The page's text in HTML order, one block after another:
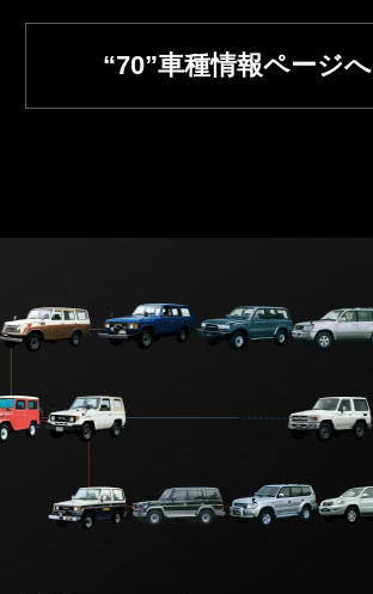
“70”車種情報ページへ